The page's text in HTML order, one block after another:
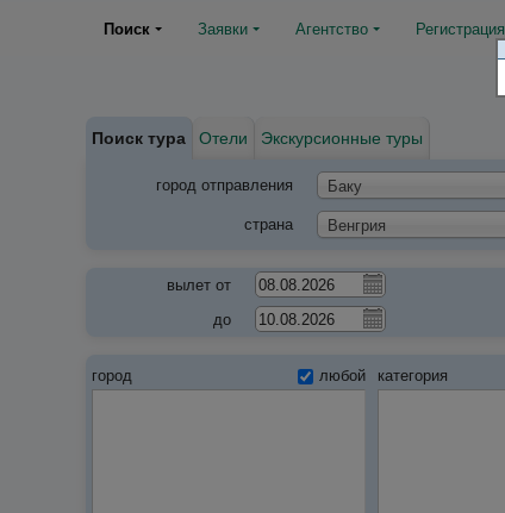
Поиск Заявки Агентство Регистрация
Поиск тура Отели Экскурсионные туры
город отправления Баку
страна Венгрия
вылет от
до
город любой категория